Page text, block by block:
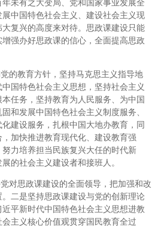
未有之大变局、党和国家事业发展全
中国特色社会主义、建设社会主义现
复兴的高度来对待。思政课建设只能
强办好思政课的信心，全面提高思政
的教育方针，坚持马克思主义指导地
国特色社会主义思想，坚持社会主义
任务，坚持教育为人民服务、为中国
和发展中国特色社会主义制度服务、
建设服务，扎根中国大地办教育，同
加快推进教育现代化、建设教育强
力培养担当民族复兴大任的时代新
的社会主义建设者和接班人。
对思政课建设的全面领导，把加强和改
二是坚持思政课建设与党的创新理论
平新时代中国特色社会主义思想进教
主义核心价值观贯穿国民教育全过